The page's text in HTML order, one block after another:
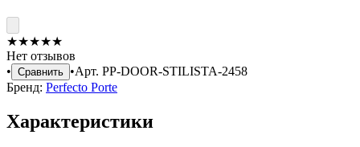
★★★★★
Нет отзывов
• Сравнить •Арт. PP-DOOR-STILISTA-2458
Бренд: Perfecto Porte
Характеристики